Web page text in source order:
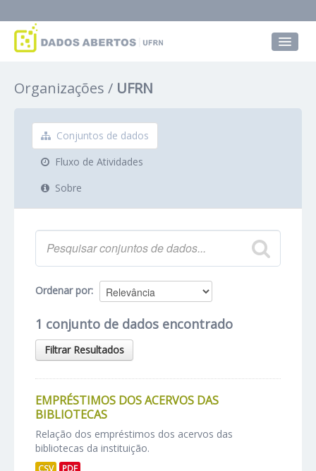
Grupos
Sobre
Organizações UFRN
Conjuntos de dados
Fluxo de Atividades
Sobre
Ordenar por
1 conjunto de dados encontrado
Filtrar Resultados
EMPRÉSTIMOS DOS ACERVOS DAS
BIBLIOTECAS
Relação dos empréstimos dos acervos das
bibliotecas da instituição.
CSV PDF